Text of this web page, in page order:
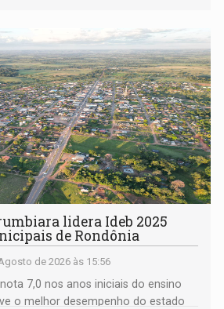
lidera Ideb 2025
de Rondônia
de 2026 às 15:56
7,0 nos anos iniciais do ensino
o melhor desempenho do estado